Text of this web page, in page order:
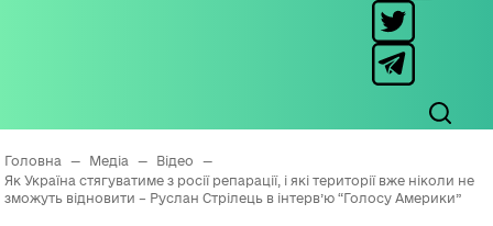
Головна — Медіа — Відео
—
Як Україна стягуватиме з росії репарації, і які території вже ніколи не
зможуть відновити – Руслан Стрілець в інтерв’ю “Голосу Америки”